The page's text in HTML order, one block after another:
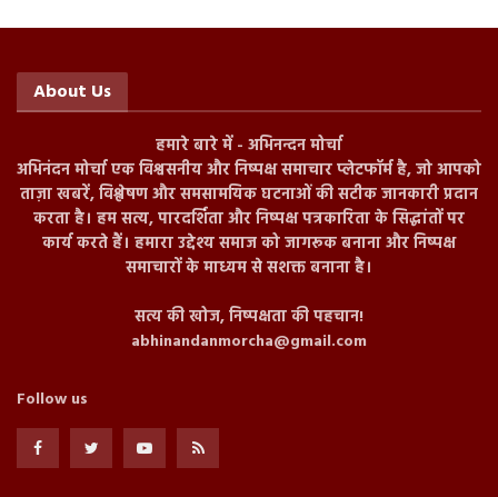
About Us
हमारे बारे में - अभिनन्दन मोर्चा
अभिनंदन मोर्चा एक विश्वसनीय और निष्पक्ष समाचार प्लेटफॉर्म है, जो आपको
ताज़ा खबरें, विश्लेषण और समसामयिक घटनाओं की सटीक जानकारी प्रदान
करता है। हम सत्य, पारदर्शिता और निष्पक्ष पत्रकारिता के सिद्धांतों पर
कार्य करते हैं। हमारा उद्देश्य समाज को जागरूक बनाना और निष्पक्ष
समाचारों के माध्यम से सशक्त बनाना है।
सत्य की खोज, निष्पक्षता की पहचान!
abhinandanmorcha@gmail.com
Follow us